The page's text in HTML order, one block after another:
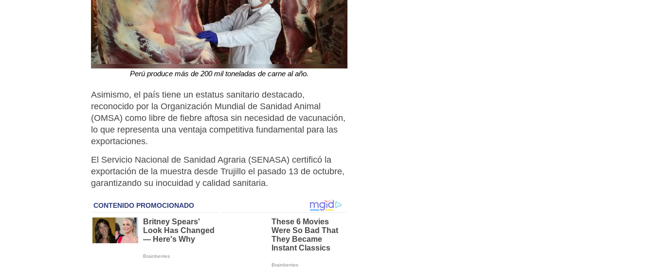
Perú produce más de 200 mil toneladas de carne al año.
Asimismo, el país tiene un estatus sanitario destacado,
reconocido por la Organización Mundial de Sanidad Animal
(OMSA) como libre de fiebre aftosa sin necesidad de vacunación,
lo que representa una ventaja competitiva fundamental para las
exportaciones.
El Servicio Nacional de Sanidad Agraria (SENASA) certificó la
exportación de la muestra desde Trujillo el pasado 13 de octubre,
garantizando su inocuidad y calidad sanitaria.